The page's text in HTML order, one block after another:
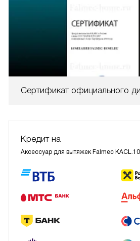
Сертификат официального
Кредит на
Аксессуар для вытяжек Falmec